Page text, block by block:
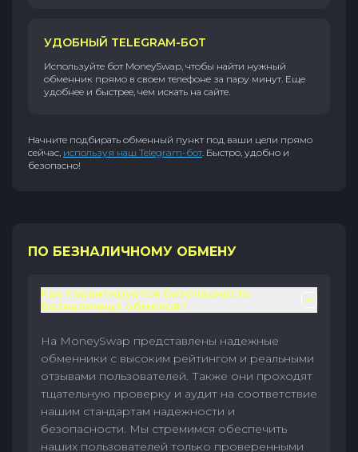
УДОБНЫЙ TELEGRAM-БОТ
Используйте бот MoneySwap, чтобы найти нужный
обменник прямо в своем телефоне за пару минут. Еще
удобнее и быстрее, чем искать на сайте.
Начните подбирать обменный пункт под ваши цели прямо
сейчас, используя наш Telegram-бот. Быстро, удобно и
безопасно!
ПО БЕЗНАЛИЧНОМУ ОБМЕНУ
Как гарантируется безопасность
безналичных обменов?
На MoneySwap представлены надежные
обменники с высоким рейтингом и реальными
отзывами пользователей. Также они проходят
тщательную проверку и аудит на соответствие
нашим стандартам надежности и
безопасности. Мы стремимся обеспечить
наших пользователей только проверенными